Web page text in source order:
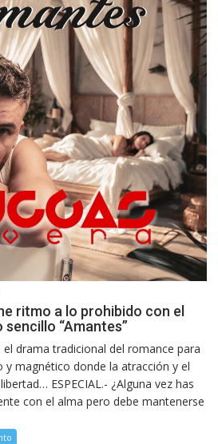
ritmo a lo prohibido con el
“Amantes”
drama tradicional del romance para
magnético donde la atracción y el
ESPECIAL.- ¿Alguna vez has
con el alma pero debe mantenerse